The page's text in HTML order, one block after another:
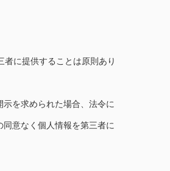
に提供することは原則あり
を求められた場合、法令に
意なく個人情報を第三者に